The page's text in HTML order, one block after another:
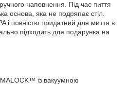
наповнення. Під час пиття
основа, яка не подряпає стіл.
і повністю придатний для миття в
підходить для подарунка на
із вакуумною